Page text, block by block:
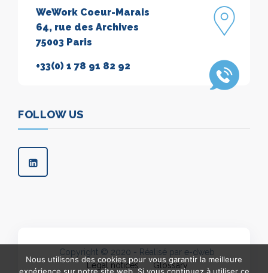
WeWork Coeur-Marais
64, rue des Archives
75003 Paris
+33(0) 1 78 91 82 92
FOLLOW US
Copyright © 2020 - Réalisé par e-dweb
Legal notices
Glossary
Nous utilisons des cookies pour vous garantir la meilleure